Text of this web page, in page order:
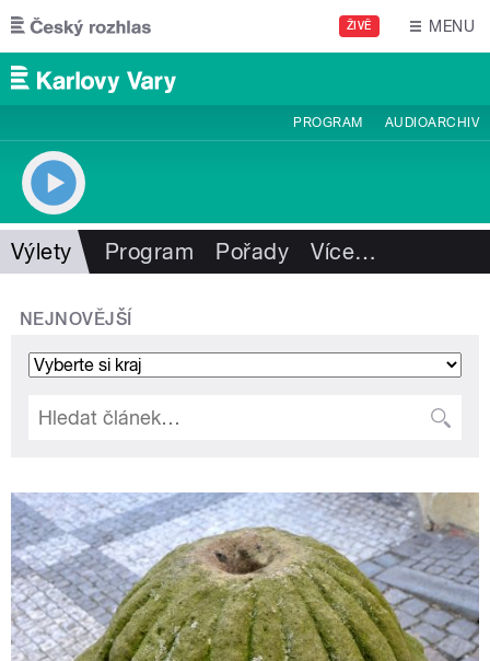
Přejít k hlavnímu obsahu
ŽIVĚ MENU
PROGRAM AUDIOARCHIV
Výlety Program Pořady Více…
NEJNOVĚJŠÍ